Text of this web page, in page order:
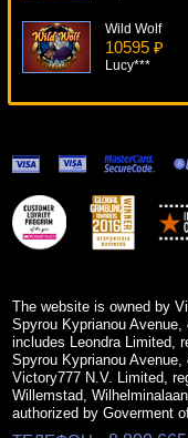
Wild Wolf
10595 ₽
Lucy***
Oriental
9818 ₽
loto***
Chinese
The website is owned by
Spyrou Kyprianou
includes Leondra Limited,
Spyrou Kyprianou
Victory777 N.V. Limited,
Willemstad,
authorized by Goverment